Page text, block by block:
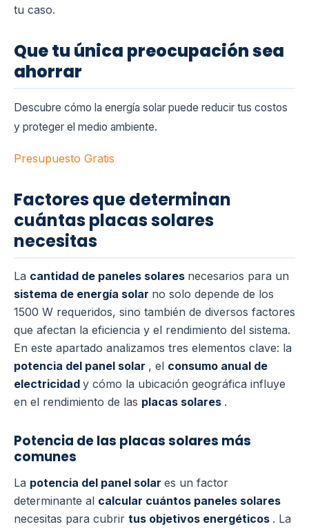
tu caso.
Que tu única preocupación sea
ahorrar
Descubre cómo la energía solar puede reducir tus costos
y proteger el medio ambiente.
Presupuesto Gratis
Factores que determinan
cuántas placas solares
necesitas
La cantidad de paneles solares necesarios para un
sistema de energía solar no solo depende de los
1500 W requeridos, sino también de diversos factores
que afectan la eficiencia y el rendimiento del sistema.
En este apartado analizamos tres elementos clave: la
potencia del panel solar , el consumo anual de
electricidad y cómo la ubicación geográfica influye
en el rendimiento de las placas solares .
Potencia de las placas solares más
comunes
La potencia del panel solar es un factor
determinante al calcular cuántos paneles solares
necesitas para cubrir tus objetivos energéticos . La